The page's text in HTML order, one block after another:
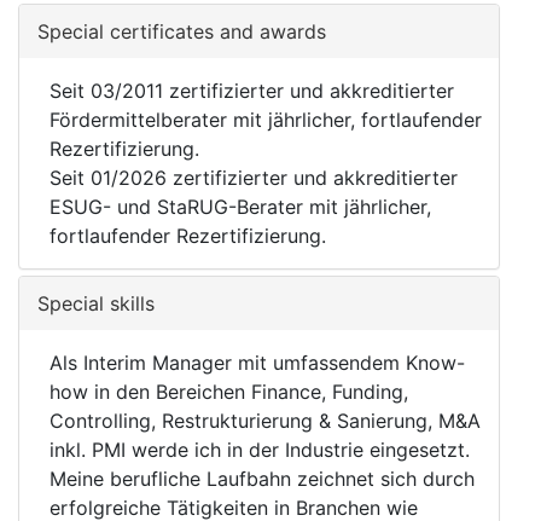
Special certificates and awards
Seit 03/2011 zertifizierter und akkreditierter
Fördermittelberater mit jährlicher, fortlaufender
Rezertifizierung.
Seit 01/2026 zertifizierter und akkreditierter
ESUG- und StaRUG-Berater mit jährlicher,
fortlaufender Rezertifizierung.
Special skills
Als Interim Manager mit umfassendem Know-
how in den Bereichen Finance, Funding,
Controlling, Restrukturierung & Sanierung, M&A
inkl. PMI werde ich in der Industrie eingesetzt.
Meine berufliche Laufbahn zeichnet sich durch
erfolgreiche Tätigkeiten in Branchen wie